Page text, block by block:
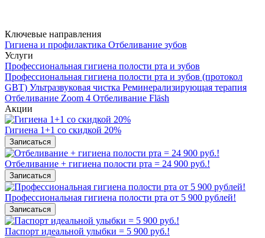
Ключевые направления
Гигиена и профилактика Отбеливание зубов
Услуги
Профессиональная гигиена полости рта и зубов
Профессиональная гигиена полости рта и зубов (протокол
GBT) Ультразвуковая чистка Реминерализирующая терапия
Отбеливание Zoom 4 Отбеливание Fläsh
Акции
Гигиена 1+1 со скидкой 20%
Записаться
Отбеливание + гигиена полости рта = 24 900 руб.!
Записаться
Профессиональная гигиена полости рта от 5 900 рублей!
Записаться
Паспорт идеальной улыбки = 5 900 руб.!